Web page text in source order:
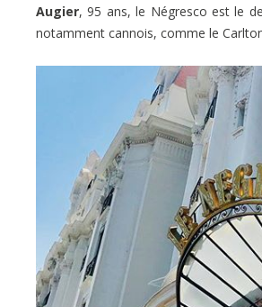
Augier, 95 ans, le Négresco est le
notamment cannois, comme le